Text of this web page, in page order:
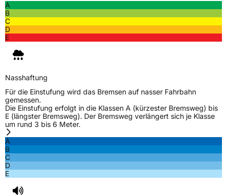
A
B
C
D
E
Nasshaftung
Für die Einstufung wird das Bremsen auf nasser Fahrbahn
gemessen.
Die Einstufung erfolgt in die Klassen A (kürzester Bremsweg) bis
E (längster Bremsweg). Der Bremsweg verlängert sich je Klasse
um rund 3 bis 6 Meter.
A
B
C
D
E